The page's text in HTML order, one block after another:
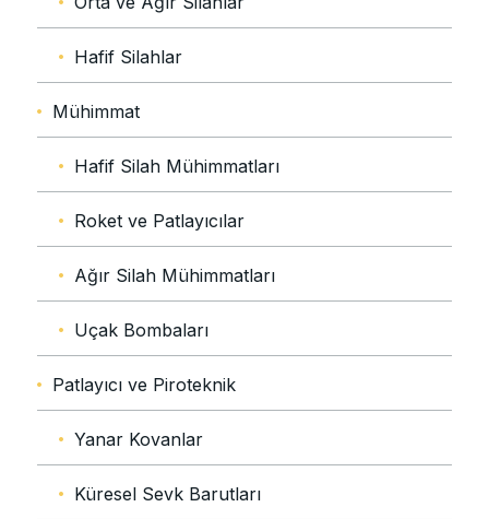
Hafif Silahlar
Mühimmat
Hafif Silah Mühimmatları
Roket ve Patlayıcılar
Ağır Silah Mühimmatları
Uçak Bombaları
Patlayıcı ve Piroteknik
Yanar Kovanlar
Küresel Sevk Barutları